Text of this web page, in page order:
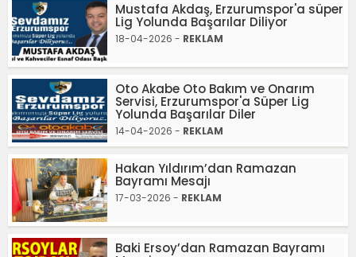
Mustafa Akdaş, Erzurumspor'a süper
Lig Yolunda Başarılar Diliyor
18-04-2026 - REKLAM
Oto Akabe Oto Bakım ve Onarım
Servisi, Erzurumspor'a Süper Lig
Yolunda Başarılar Diler
14-04-2026 - REKLAM
Hakan Yıldırım’dan Ramazan
Bayramı Mesajı
17-03-2026 - REKLAM
Baki Ersoy’dan Ramazan Bayramı